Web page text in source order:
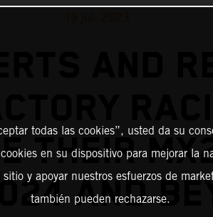
AND
THEIR
AND
todas las cookies”, usted da su
en su dispositivo para mejorar la
y apoyar nuestros esfuerzos de
también pueden rechazarse.